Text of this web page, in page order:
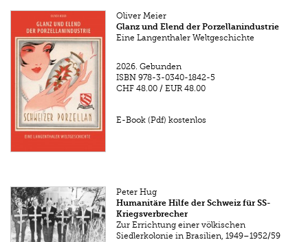
Oliver Meier
Glanz und Elend der Porzellanindustrie
Eine Langenthaler Weltgeschichte
2026. Gebunden
ISBN 978-3-0340-1842-5
CHF 48.00 /EUR 48.00
E-Book (Pdf) kostenlos
Peter Hug
Humanitäre Hilfe der Schweiz für SS-
Kriegsverbrecher
Zur Errichtung einer völkischen
Siedlerkolonie in Brasilien, 1949–1952/59